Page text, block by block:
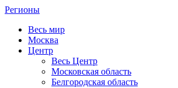
Регионы
Весь мир
Москва
Центр
Весь Центр
Московская область
Белгородская область